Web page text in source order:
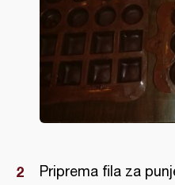
Priprema fila za